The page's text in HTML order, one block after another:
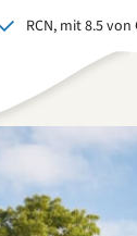
RCN, mit 8.5